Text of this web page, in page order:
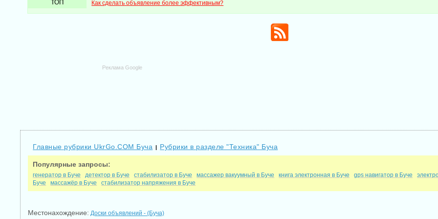
ТОП Как сделать объявление более эффективным?
Реклама Google
Главные рубрики UkrGo.COM Буча | Рубрики в разделе "Техника" Буча
Популярные запросы:
генератор в Буче детектор в Буче стабилизатор в Буче массажер вакуумный в Буче книга электронная в Буче gps навигатор в Буче
Буче
массажёр в Буче стабилизатор напряжения в Буче
Местонахождение: Доски объявлений - (Буча)